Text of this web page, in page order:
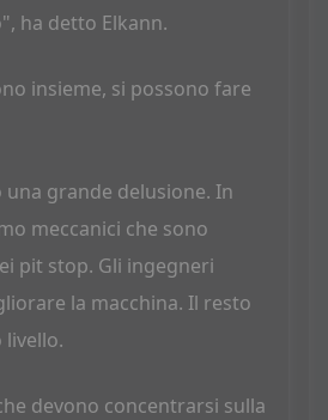
ha detto Elkann.
insieme, si possono fare
una grande delusione. In
meccanici che sono
pit stop. Gli ingegneri
la macchina. Il resto
livello.
devono concentrarsi sulla